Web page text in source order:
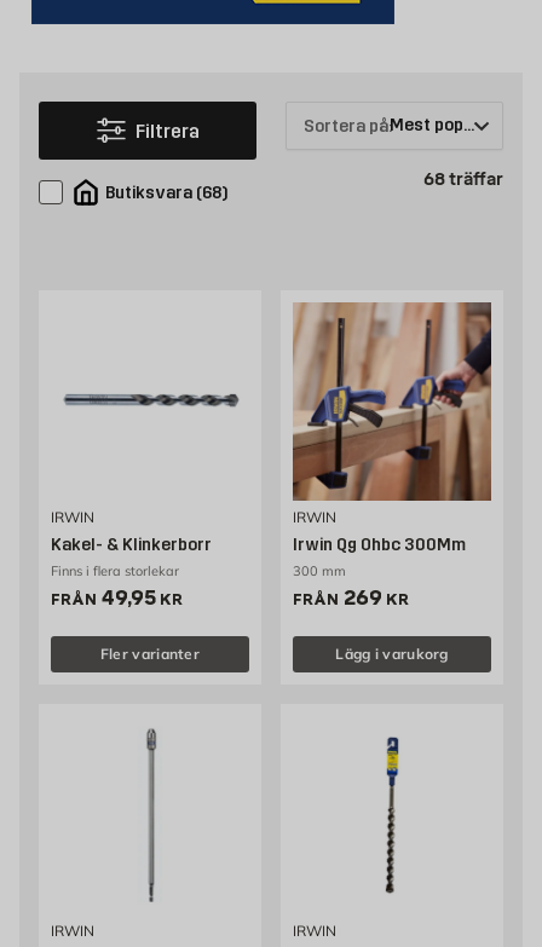
Filtrera
Butiksvara (68)
Sortera på:
68träffar
IRWIN
Kakel- & Klinkerborr
Finns i flera storlekar
FRÅN Pris 49.95 kr
49,95 KR
Fler varianter
IRWIN
Irwin Qg Ohbc 300Mm
300 mm
FRÅN Pris 269 kr
269 KR
Lägg i varukorg
IRWIN IRWIN